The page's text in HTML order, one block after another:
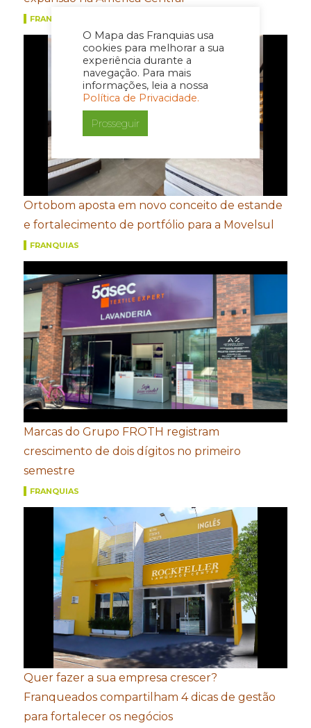
O Mapa das Franquias usa
cookies para melhorar a sua
experiência durante a
navegação. Para mais
informações, leia a nossa
Política de Privacidade.
Prosseguir
FRANQUIAS
Ortobom aposta em novo conceito de estande
e fortalecimento de portfólio para a Movelsul
FRANQUIAS
Marcas do Grupo FROTH registram
crescimento de dois dígitos no primeiro
semestre
FRANQUIAS
Quer fazer a sua empresa crescer?
Franqueados compartilham 4 dicas de gestão
para fortalecer os negócios